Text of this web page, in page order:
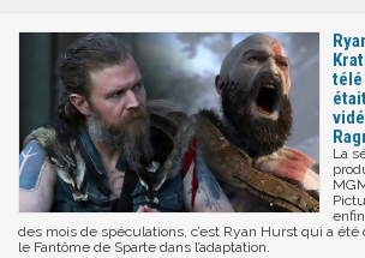
télé
La
des mois de spéculations, c’est Ryan Hurst qui a été
le Fantôme de Sparte dans l’adaptation.